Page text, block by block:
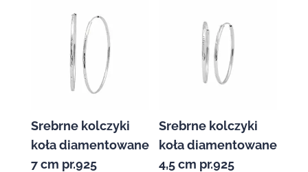
Srebrne kolczyki
koła diamentowane
7 cm pr.925
Srebrne kolczyki
koła diamentowane
4,5 cm pr.925